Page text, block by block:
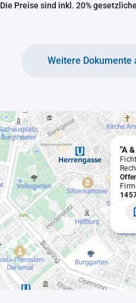
Die Preise sind inkl. 20%
Weitere Dokumente
"A